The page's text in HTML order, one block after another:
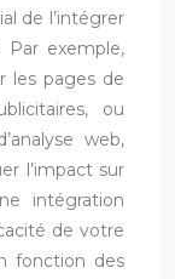
de l’intégrer
Par exemple,
les pages de
ou
web,
l’impact sur
intégration
de votre
fonction des